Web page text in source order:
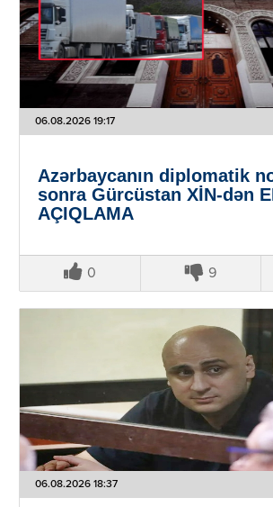
06.08.2026 19:17
Azərbaycanın diplomatik
sonra Gürcüstan XİN-dən
AÇIQLAMA
0 9
06.08.2026 18:37